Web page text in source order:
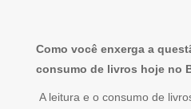
Como você enxerga a
consumo de livros hoje no
A leitura e o consumo de